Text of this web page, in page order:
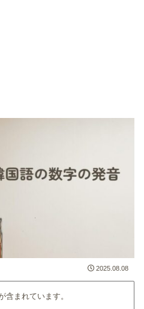
2025.08.08
含まれています。